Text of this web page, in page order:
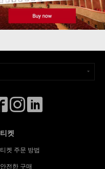
티켓
티켓 주문 방법
안전한 구매